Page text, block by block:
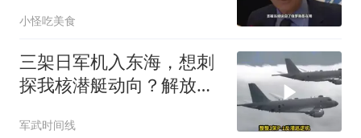
小怪吃美食
三架日军机入东海，想刺
探我核潜艇动向？解放军
军武时间线